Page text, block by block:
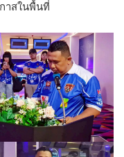
าสในพื้นที่